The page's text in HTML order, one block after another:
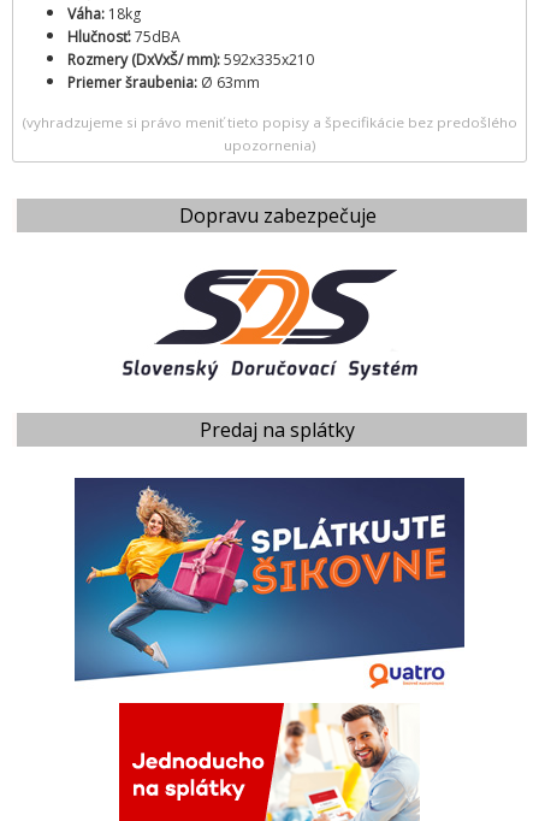
Dopravu zabezpečuje
Predaj na splátky
Váha: 18kg
Hlučnosť:75dBA
Rozmery (DxVxŠ/ mm):592x335x210
Priemer šraubenia: Ø 63mm
(vyhradzujeme si právo meniť tieto popisy a špecifikácie bez predošlého
upozornenia)